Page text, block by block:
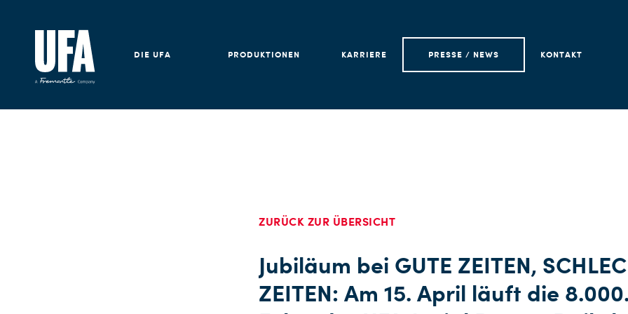
DIE UFA PRODUKTIONEN KARRIERE PRESSE / NEWS KONTAKT
ZURÜCK ZUR ÜBERSICHT
Jubiläum bei GUTE ZEITEN,
ZEITEN: Am 15. April läuft die 8.000.